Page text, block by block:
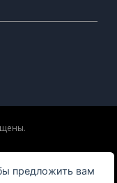
Guidelines
предложить вам